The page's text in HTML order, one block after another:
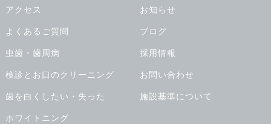
アクセス
よくあるご質問
虫歯・歯周病
検診とお口のクリーニング
歯を白くしたい・失った
ホワイトニング
お知らせ
ブログ
採用情報
お問い合わせ
施設基準について